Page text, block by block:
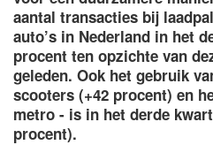
aantal transacties bij
auto’s in Nederland in het
procent ten opzichte van
geleden. Ook het gebruik
scooters (+42 procent) en
metro - is in het derde
procent).